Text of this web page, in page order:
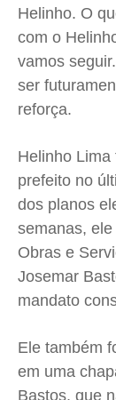
Helinho. O
com o
vamos
ser
reforça.
Helinho
prefeito no
dos planos
semanas,
Obras e
Josemar
mandato
Ele também
em uma
Bastos, que